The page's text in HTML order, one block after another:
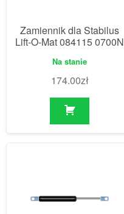
Zamiennik dla Stabilus
Lift-O-Mat 084115 0700N
Na stanie
174.00zł